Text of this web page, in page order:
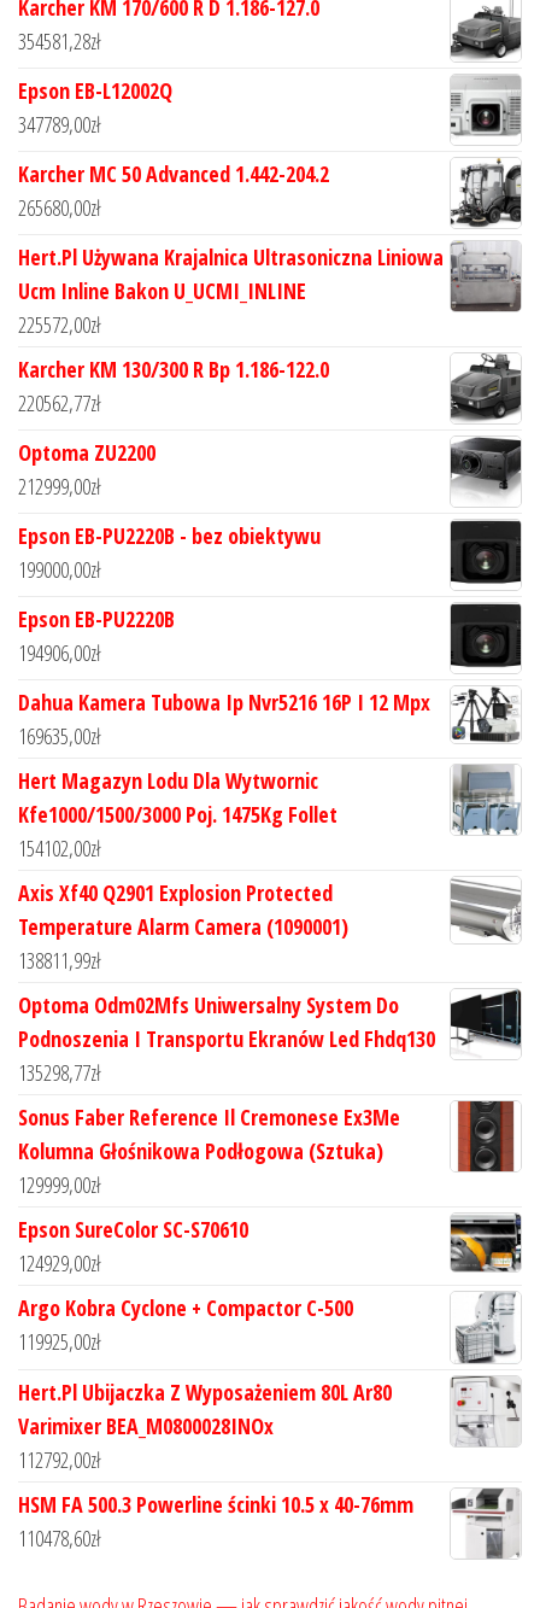
Karcher KM 170/600 R D 1.186-127.0
354581,28zł
Epson EB-L12002Q
347789,00zł
Karcher MC 50 Advanced 1.442-204.2
265680,00zł
Hert.Pl Używana Krajalnica Ultrasoniczna Liniowa
Ucm Inline Bakon U_UCMI_INLINE
225572,00zł
Karcher KM 130/300 R Bp 1.186-122.0
220562,77zł
Optoma ZU2200
212999,00zł
Epson EB-PU2220B - bez obiektywu
199000,00zł
Epson EB-PU2220B
194906,00zł
Dahua Kamera Tubowa Ip Nvr5216 16P I 12 Mpx
169635,00zł
Hert Magazyn Lodu Dla Wytwornic
Kfe1000/1500/3000 Poj. 1475Kg Follet
154102,00zł
Axis Xf40 Q2901 Explosion Protected
Temperature Alarm Camera (1090001)
138811,99zł
Optoma Odm02Mfs Uniwersalny System Do
Podnoszenia I Transportu Ekranów Led Fhdq130
135298,77zł
Sonus Faber Reference Il Cremonese Ex3Me
Kolumna Głośnikowa Podłogowa (Sztuka)
129999,00zł
Epson SureColor SC-S70610
124929,00zł
Argo Kobra Cyclone + Compactor C-500
119925,00zł
Hert.Pl Ubijaczka Z Wyposażeniem 80L Ar80
Varimixer BEA_M0800028INOx
112792,00zł
HSM FA 500.3 Powerline ścinki 10.5 x 40-76mm
110478,60zł